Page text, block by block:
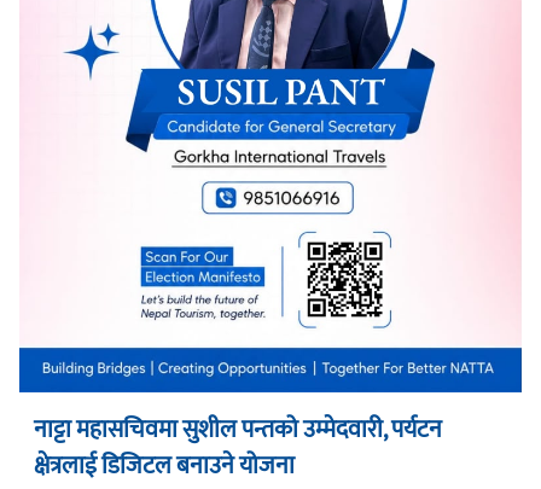
नाट्टा महासचिवमा सुशील पन्तको उम्मेदवारी, पर्यटन
क्षेत्रलाई डिजिटल बनाउने योजना